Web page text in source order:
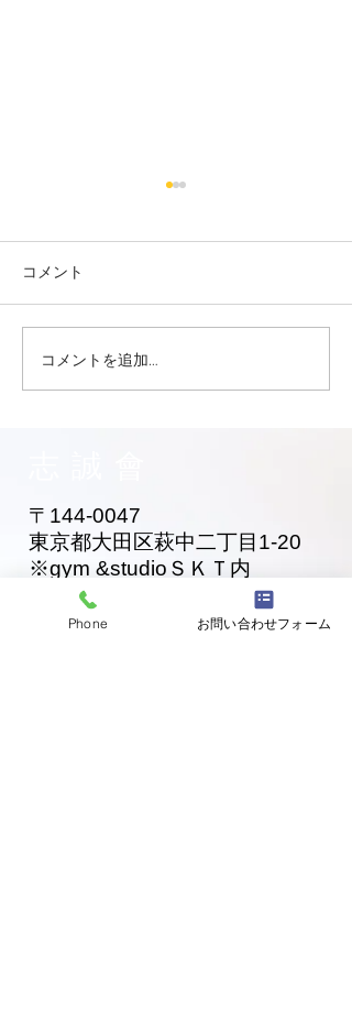
大田区 萩中 志誠會 空手
お兄ちゃん入門！
コメント
コメントを追加…
〒144-0047
東京都大田区萩中二丁目1-20
​※gym &studioＳＫＴ内
道場03-6320-7335
Phone お問い合わせフォーム